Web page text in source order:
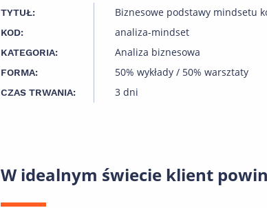
TYTUŁ: Biznesowe podstawy mindsetu
KOD: analiza-mindset
KATEGORIA: Analiza biznesowa
FORMA: 50% wykłady / 50% warsztaty
CZAS TRWANIA: 3 dni
W idealnym świecie klient